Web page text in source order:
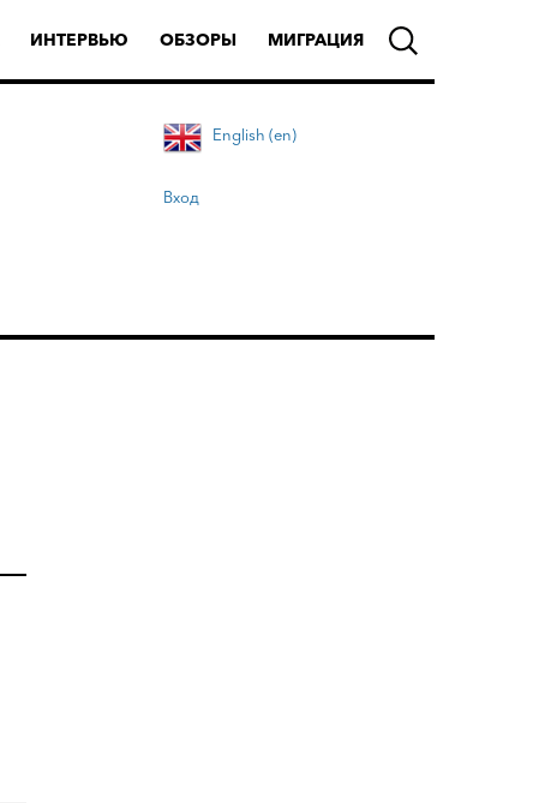
ИНТЕРВЬЮ ОБЗОРЫ МИГРАЦИЯ
English (en)
Вход